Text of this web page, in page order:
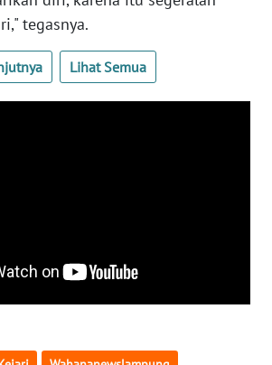
tegasnya.
Lihat Semua